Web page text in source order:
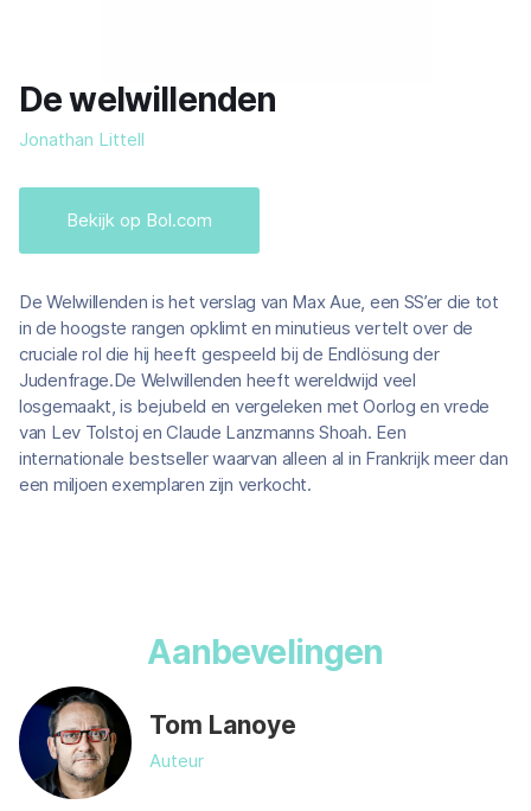
De welwillenden
Jonathan Littell
Bekijk op Bol.com
De Welwillenden is het verslag van Max Aue, een SS’er die tot
in de hoogste rangen opklimt en minutieus vertelt over de
cruciale rol die hij heeft gespeeld bij de Endlösung der
Judenfrage.De Welwillenden heeft wereldwijd veel
losgemaakt, is bejubeld en vergeleken met Oorlog en vrede
van Lev Tolstoj en Claude Lanzmanns Shoah. Een
internationale bestseller waarvan alleen al in Frankrijk meer dan
een miljoen exemplaren zijn verkocht.
Aanbevelingen
Tom Lanoye
Auteur